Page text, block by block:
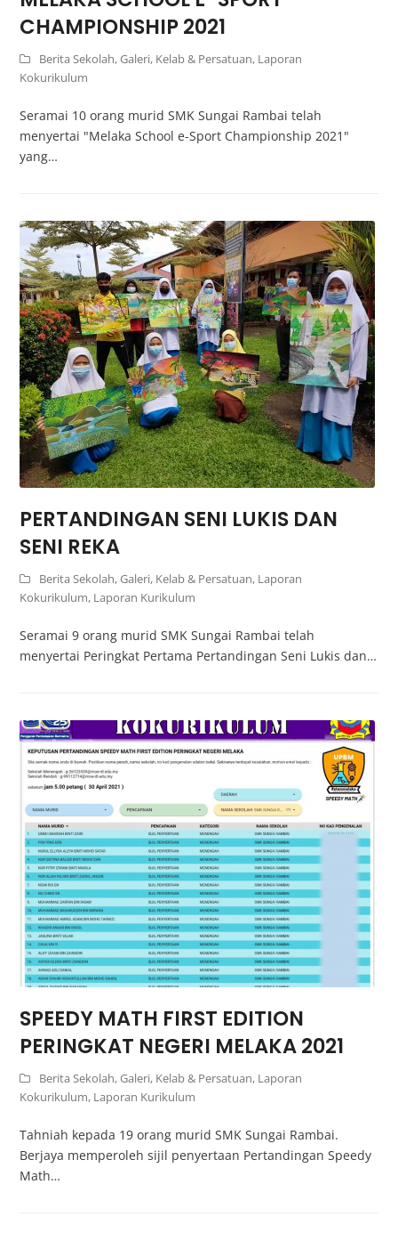
CHAMPIONSHIP 2021
Berita Sekolah,Galeri, Kelab & Persatuan, Laporan
Kokurikulum
Seramai 10 orang murid SMK Sungai Rambai telah
menyertai "Melaka School e-Sport Championship 2021"
yang…
PERTANDINGAN SENI LUKIS DAN
SENI REKA
Berita Sekolah,Galeri, Kelab & Persatuan, Laporan
Kokurikulum, Laporan Kurikulum
Seramai 9 orang murid SMK Sungai Rambai telah
menyertai Peringkat Pertama Pertandingan Seni Lukis dan…
SPEEDY MATH FIRST EDITION
PERINGKAT NEGERI MELAKA 2021
Berita Sekolah,Galeri, Kelab & Persatuan, Laporan
Kokurikulum, Laporan Kurikulum
Tahniah kepada 19 orang murid SMK Sungai Rambai.
Berjaya memperoleh sijil penyertaan Pertandingan Speedy
Math…